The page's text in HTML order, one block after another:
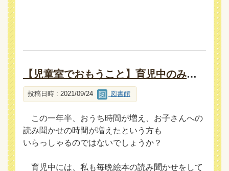
【児童室でおもうこと】育児中のみなさんへ
投稿日時 : 2021/09/24 図書館
この一年半、おうち時間が増え、お子さんへの
読み聞かせの時間が増えたという方も
いらっしゃるのではないでしょうか？
育児中には、私も毎晩絵本の読み聞かせをして